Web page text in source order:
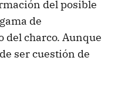
del posible
de
del charco. Aunque
ser cuestión de